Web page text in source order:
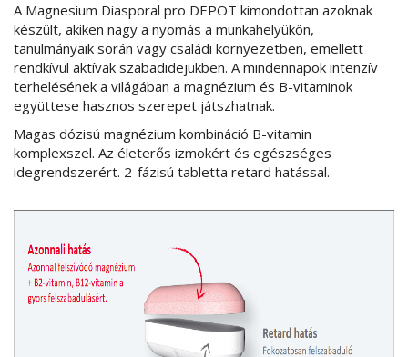
A Magnesium Diasporal pro DEPOT kimondottan azoknak
készült, akiken nagy a nyomás a munkahelyükön,
tanulmányaik során vagy családi környezetben, emellett
rendkívül aktívak szabadidejükben. A mindennapok intenzív
terhelésének a világában a magnézium és B-vitaminok
együttese hasznos szerepet játszhatnak.
Magas dózisú magnézium kombináció B-vitamin
komplexszel. Az életerős izmokért és egészséges
idegrendszerért. 2-fázisú tabletta retard hatással.